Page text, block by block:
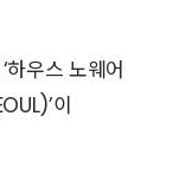
하우스 노웨어
이